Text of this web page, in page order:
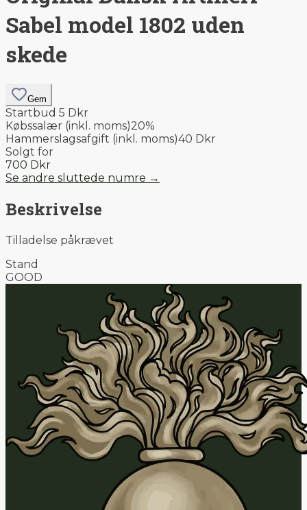
Sabel model 1802 uden
skede
Gem
Startbud 5 Dkr
Købssalær (inkl. moms)20%
Hammerslagsafgift (inkl. moms)40 Dkr
Solgt for
700 Dkr
Se andre sluttede numre →
Beskrivelse
Tilladelse påkrævet
Stand
GOOD